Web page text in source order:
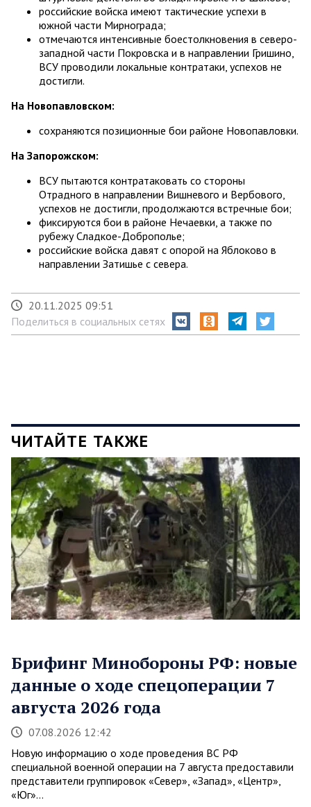
российские войска имеют тактические успехи в
южной части Мирнограда;
отмечаются интенсивные боестолкновения в северо-
западной части Покровска и в направлении Гришино,
ВСУ проводили локальные контратаки, успехов не
достигли.
На Новопавловском:
сохраняются позиционные бои районе Новопавловки.
На Запорожском:
ВСУ пытаются контратаковать со стороны
Отрадного в направлении Вишневого и Вербового,
успехов не достигли, продолжаются встречные бои;
фиксируются бои в районе Нечаевки, а также по
рубежу Сладкое-Доброполье;
российские войска давят с опорой на Яблоково в
направлении Затишье с севера.
20.11.2025 09:51
Поделиться в социальных сетях
ЧИТАЙТЕ ТАКЖЕ
Брифинг Минобороны РФ: новые
данные о ходе спецоперации 7
августа 2026 года
07.08.2026 12:42
Новую информацию о ходе проведения ВС РФ
специальной военной операции на 7 августа предоставили
представители группировок «Север», «Запад», «Центр»,
«Юг»…